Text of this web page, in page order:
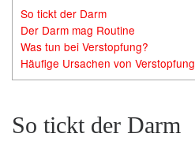
So tickt der Darm
Der Darm mag Routine
Was tun bei Verstopfung?
Häufige Ursachen von Verstopfung
So tickt der Darm